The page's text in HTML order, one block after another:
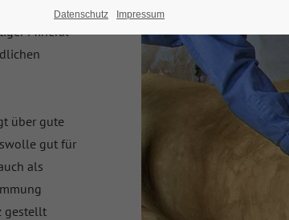
Fäden
Mineral-
über gute
gut für
als
gestellt
Datenschutz Impressum